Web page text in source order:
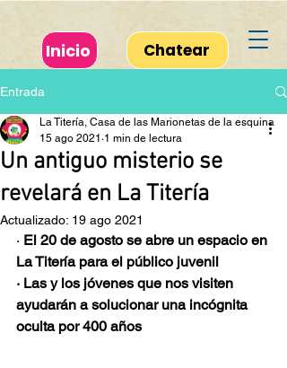
Inicio Chatear
Entrada
Un antiguo misterio se
revelará en La Titería
La Titería, Casa de las Marionetas de la esquina
15 ago 2021 1 min de lectura
Actualizado: 19 ago 2021
· El 20 de agosto se abre un espacio en
La Titería para el público juvenil
· Las y los jóvenes que nos visiten
ayudarán a solucionar una incógnita
oculta por 400 años